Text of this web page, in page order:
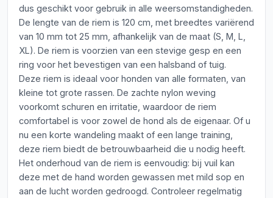
dus geschikt voor gebruik in alle weersomstandigheden.
De lengte van de riem is 120 cm, met breedtes variërend
van 10 mm tot 25 mm, afhankelijk van de maat (S, M, L,
XL). De riem is voorzien van een stevige gesp en een
ring voor het bevestigen van een halsband of tuig.
Deze riem is ideaal voor honden van alle formaten, van
kleine tot grote rassen. De zachte nylon weving
voorkomt schuren en irritatie, waardoor de riem
comfortabel is voor zowel de hond als de eigenaar. Of u
nu een korte wandeling maakt of een lange training,
deze riem biedt de betrouwbaarheid die u nodig heeft.
Het onderhoud van de riem is eenvoudig: bij vuil kan
deze met de hand worden gewassen met mild sop en
aan de lucht worden gedroogd. Controleer regelmatig